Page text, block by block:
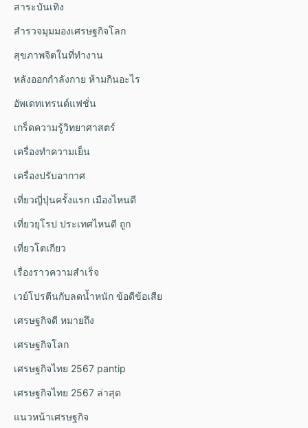
สาระบันเทิง
สำรวจมุมมองเศรษฐกิจโลก
สุขภาพจิตในที่ทำงาน
หลังออกกําลังกาย ห้ามกินอะไร
อัพเดทเทรนด์แฟชั่น
เกร็ดความรู้วิทยาศาสตร์
เครื่องทำความเย็น
เครื่องปรับอากาศ
เที่ยวญี่ปุ่นครั้งแรก เมืองไหนดี
เที่ยวยุโรป ประเทศไหนดี ถูก
เที่ยวโตเกียว
เรื่องราวความสำเร็จ
เวย์โปรตีนกับลดน้ำหนัก ข้อดีข้อเสีย
เศรษฐกิจดี หมายถึง
เศรษฐกิจโลก
เศรษฐกิจไทย 2567 pantip
เศรษฐกิจไทย 2567 ล่าสุด
แนวหน้าเศรษฐกิจ